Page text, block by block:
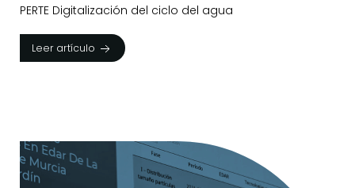
PERTE Digitalización del ciclo del agua
Leer artículo